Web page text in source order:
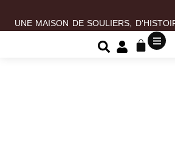
UNE MAISON DE SOULIERS,